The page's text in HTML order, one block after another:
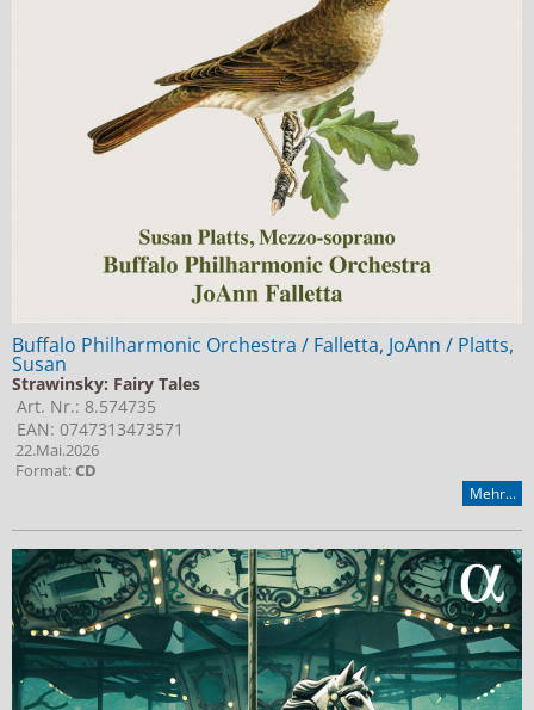
Naxos Deutschland Blog
Naxos weltweit
Buffalo Philharmonic Orchestra / Falletta, JoAnn / Platts,
Susan
Strawinsky: Fairy Tales
Art. Nr.: 8.574735
EAN: 0747313473571
22.Mai.2026
Format:CD
Mehr...